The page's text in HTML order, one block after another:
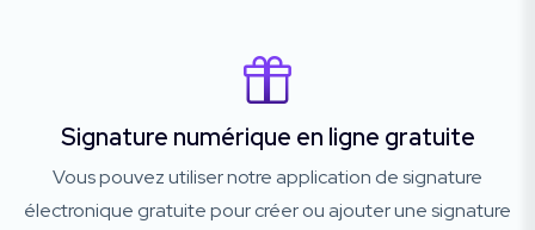
Signature numérique en ligne gratuite
Vous pouvez utiliser notre application de signature
électronique gratuite pour créer ou ajouter une signature